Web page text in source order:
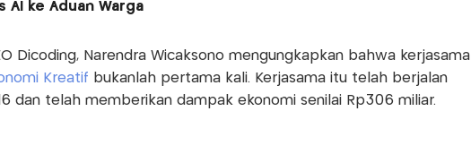
AI ke Aduan Warga
Dicoding, Narendra Wicaksono mengungkapkan bahwa kerjasama
Kreatif bukanlah pertama kali. Kerjasama itu telah berjalan
dan telah memberikan dampak ekonomi senilai Rp306 miliar.